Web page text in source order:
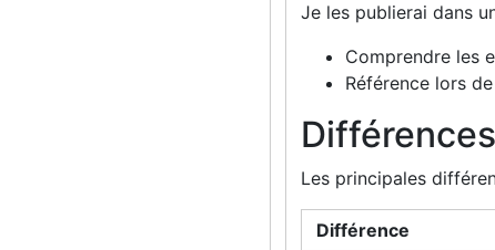
Je les publierai dans
Comprendre les
Référence lors
Les principales
Différence